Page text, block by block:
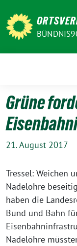
zum
Inhalt
Grüne
21. August 2017
Tressel: Weichen
Nadelöhre
haben die
Bund und Bahn
Nadelöhre